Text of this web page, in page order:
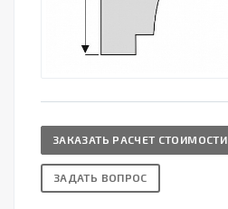
ЗАКАЗАТЬ РАСЧЕТ СТОИМОСТИ
ЗАДАТЬ ВОПРОС